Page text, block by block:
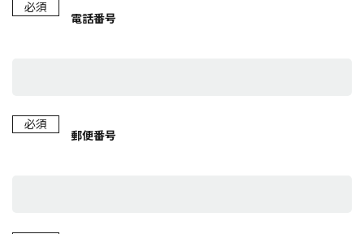
必須
電話番号
必須
郵便番号